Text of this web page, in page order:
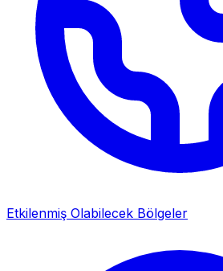
Etkilenmiş Olabilecek Bölgeler